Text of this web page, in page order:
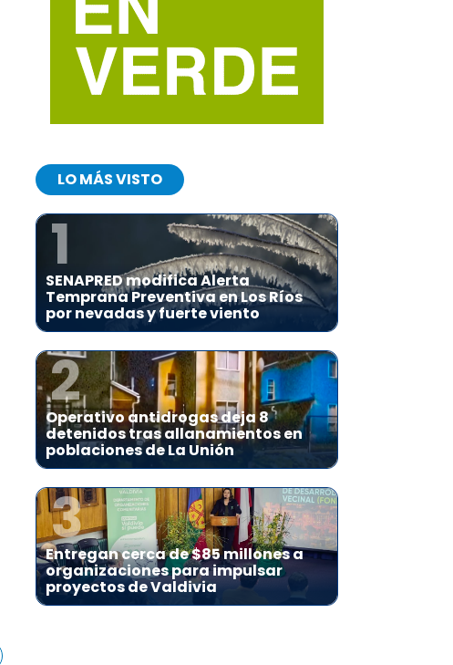
LO MÁS VISTO
1
SENAPRED modifica Alerta
Temprana Preventiva en Los Ríos
por nevadas y fuerte viento
2
Operativo antidrogas deja 8
detenidos tras allanamientos en
poblaciones de La Unión
3
Entregan cerca de $85 millones a
organizaciones para impulsar
proyectos de Valdivia